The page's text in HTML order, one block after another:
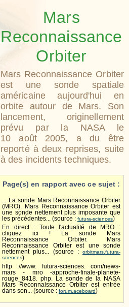
Mars
Reconnaissance
Orbiter
Mars Reconnaissance Orbiter
est une sonde spatiale
américaine aujourd'hui en
orbite autour de Mars. Son
lancement, originellement
prévu par la NASA le
10 août 2005, a du être
reporté à deux reprises, suite
à des incidents techniques.
Page(s) en rapport avec ce sujet :
... La sonde Mars Reconnaissance Orbiter
(MRO). Mars Reconnaissance Orbiter est
une sonde nettement plus imposante que
les précédentes... (source : futura-sciences)
En direct : Toute l'actualité de MRO :
cliquez ici ! La sonde Mars
Reconnaissance Orbiter. Mars
Reconnaissance Orbiter est une sonde
nettement plus... (source : orbitmars.futura-
sciences)
http ://www. futura-sciences. com/news-
mars - mro -approche-finale-planete-
rouge_8418. php. La sonde de la NASA
Mars Reconnaissance Orbiter est entrée
dans son... (source : forum.aceboard )